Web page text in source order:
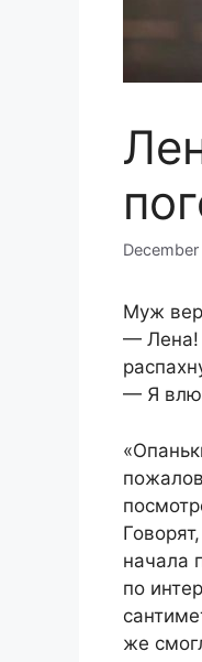
Mуж
— Лена!
— Я
начала
по
же